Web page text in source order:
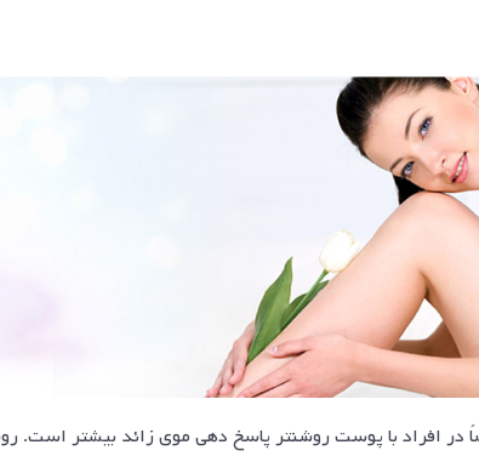
در افراد با پوست روشن­تر پاسخ دهي موي زائد بيشتر است.